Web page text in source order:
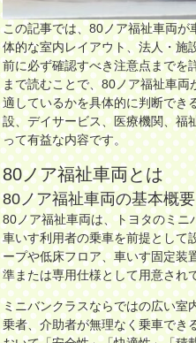
この記事では、80ノア福祉車両
体的な室内レイアウト、法人・施
前に必ず確認すべき注意点までを
まで読むことで、80ノア福祉車
適しているかを具体的に判断でき
設、デイサービス、医療機関、福
って有益な内容です。
80ノア福祉車両とは
80ノア福祉車両の基本概要
80ノア福祉車両は、トヨタのミ
車いす利用者の乗車を前提として
ープや低床フロア、車いす固定装
準または専用仕様として用意され
ミニバンクラスならではの広い室
乗者、介助者が無理なく乗車でき